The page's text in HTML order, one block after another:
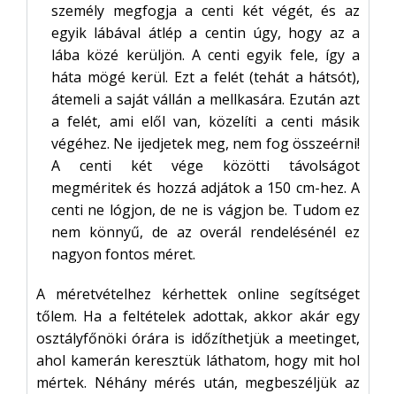
személy megfogja a centi két végét, és az
egyik lábával átlép a centin úgy, hogy az a
lába közé kerüljön. A centi egyik fele, így a
háta mögé kerül. Ezt a felét (tehát a hátsót),
átemeli a saját vállán a mellkasára. Ezután azt
a felét, ami elől van, közelíti a centi másik
végéhez. Ne ijedjetek meg, nem fog összeérni!
A centi két vége közötti távolságot
megméritek és hozzá adjátok a 150 cm-hez. A
centi ne lógjon, de ne is vágjon be. Tudom ez
nem könnyű, de az overál rendelésénél ez
nagyon fontos méret.
A méretvételhez kérhettek online segítséget
tőlem. Ha a feltételek adottak, akkor akár egy
osztályfőnöki órára is időzíthetjük a meetinget,
ahol kamerán keresztük láthatom, hogy mit hol
mértek. Néhány mérés után, megbeszéljük az